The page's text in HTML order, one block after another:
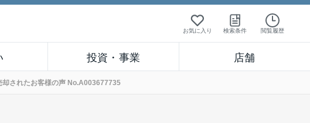
お気に入り 検索条件 閲覧履歴
投資・事業 店舗
されたお客様の声 No.A003677735